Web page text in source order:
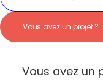
Vous avez un projet ?
Vous avez un
Des marais,